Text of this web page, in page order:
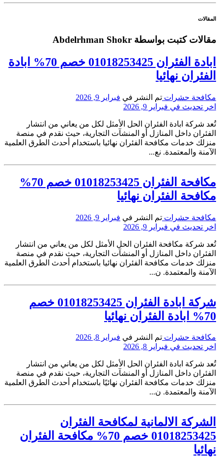
المقالات
مقالات كتبت بواسطة Abdelrhman Shokr
ابادة الفئران 01018253425 خصم 70% ابادة
الفئران نهائيا
مكافحة حشرات تم النشر في فبراير 9, 2026
اخر تحديث في فبراير 9, 2026
تُعد شركة ابادة الفئران الحل الأمثل لكل من يعاني من انتشار
الفئران داخل المنازل أو المنشآت التجارية، حيث نقدم في منصة
منزلك خدمات مكافحة الفئران نهائيا باستخدام أحدث الطرق العلمية
الآمنة والمعتمدة. نع...
مكافحة الفئران 01018253425 خصم 70%
مكافحة الفئران نهائيا
مكافحة حشرات تم النشر في فبراير 9, 2026
اخر تحديث في فبراير 9, 2026
تُعد شركة مكافحة الفئران الحل الأمثل لكل من يعاني من انتشار
الفئران داخل المنازل أو المنشآت التجارية، حيث نقدم في منصة
منزلك خدمات مكافحة الفئران نهائيا باستخدام أحدث الطرق العلمية
الآمنة والمعتمدة. ن...
شركة ابادة الفئران 01018253425 خصم
70% ابادة الفئران نهائيا
مكافحة حشرات تم النشر في فبراير 8, 2026
اخر تحديث في فبراير 8, 2026
تُعد شركة ابادة الفئران الحل الأمثل لكل من يعاني من انتشار
الفئران داخل المنازل أو المنشآت التجارية، حيث نقدم في منصة
منزلك خدمات مكافحة الفئران نهائيًا باستخدام أحدث الطرق العلمية
الآمنة والمعتمدة. ن...
الشركة الالمانية لمكافحة الفئران
01018253425 خصم 70% مكافحة الفئران
نهائيا